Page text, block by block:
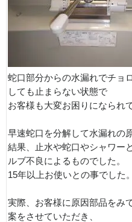
蛇口部分からの水漏れでチョ
しても止まらない状態で
お客様も大変お困りになられ
早速蛇口を分解して水漏れの
結果、止水や蛇口やシャワー
ルブ不良によるものでした。
15年以上お使いとの事でした。
実際、お客様に原因部品をみ
案をさせていただき、